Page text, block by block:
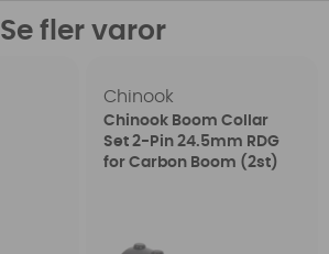
Se fler varor
Chinook
Chinook Boom Collar
Set 2-Pin 24.5mm RDG
for Carbon Boom (2st)